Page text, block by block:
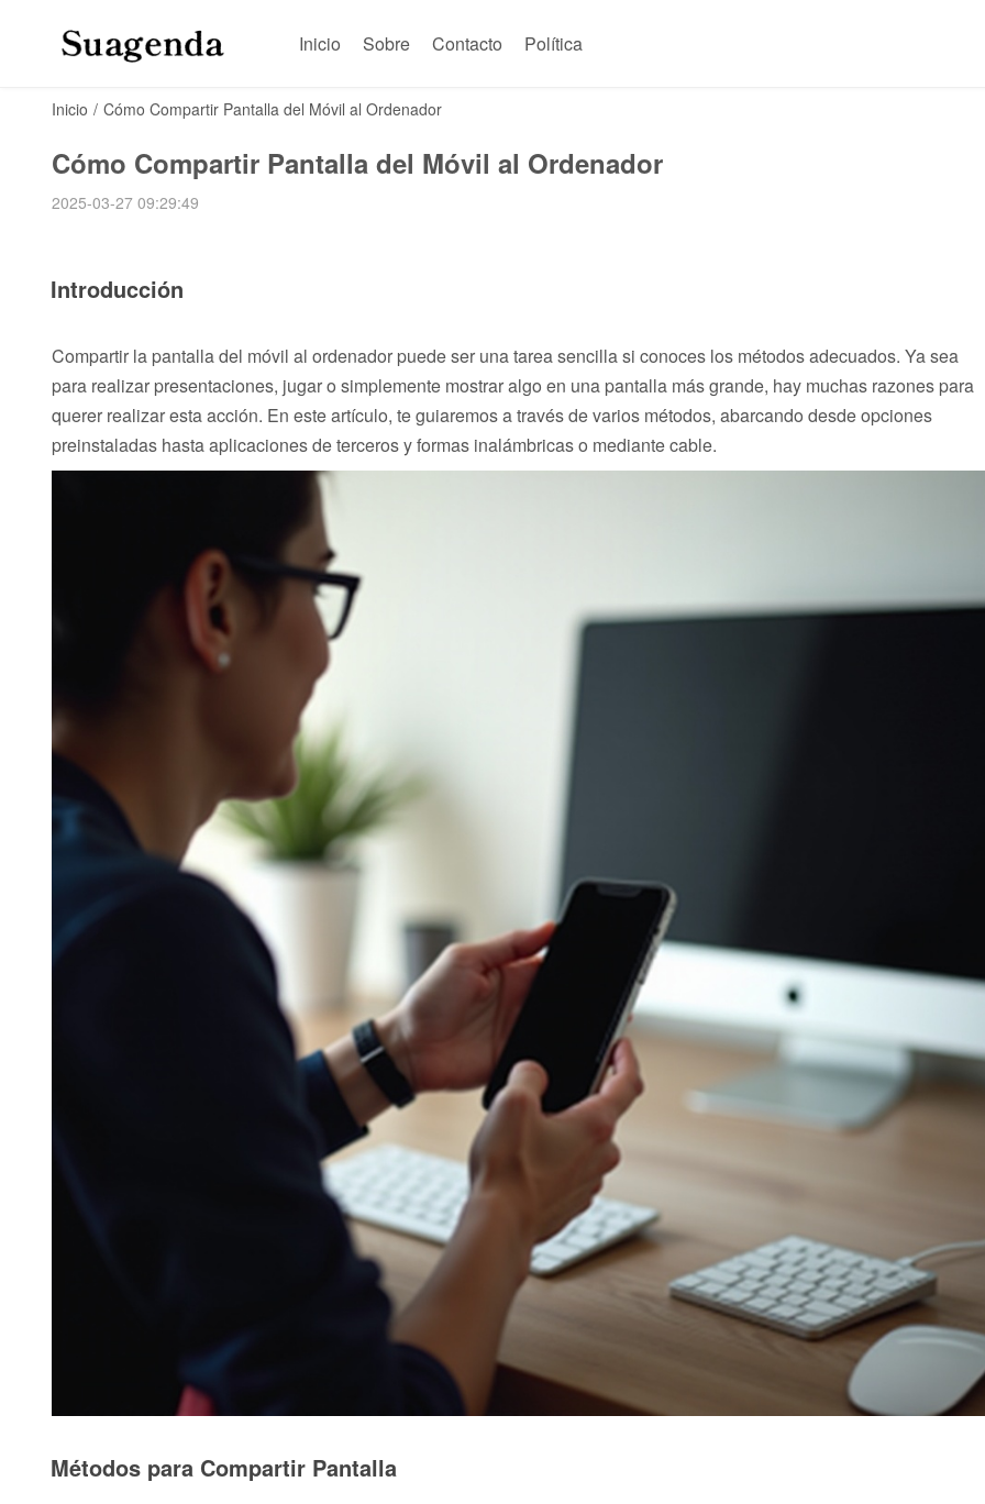
Inicio Sobre Contacto Política
Inicio / Cómo Compartir Pantalla del Móvil al Ordenador
Cómo Compartir Pantalla del Móvil al Ordenador
2025-03-27 09:29:49
Introducción
Compartir la pantalla del móvil al ordenador puede ser una tarea sencilla si conoces los métodos adecuados. Ya sea
para realizar presentaciones, jugar o simplemente mostrar algo en una pantalla más grande, hay muchas razones para
querer realizar esta acción. En este artículo, te guiaremos a través de varios métodos, abarcando desde opciones
preinstaladas hasta aplicaciones de terceros y formas inalámbricas o mediante cable.
Métodos para Compartir Pantalla